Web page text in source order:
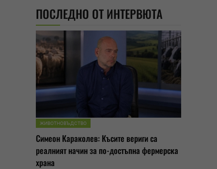
ПОСЛЕДНО ОТ ИНТЕРВЮТА
ЖИВОТНОВЪДСТВО
Симеон Караколев: Късите вериги са
реалният начин за по-достъпна фермерска
храна